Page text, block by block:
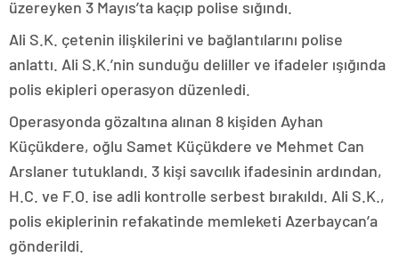
üzereyken 3 Mayıs’ta kaçıp polise sığındı.
Ali S.K. çetenin ilişkilerini ve bağlantılarını polise
anlattı. Ali S.K.’nin sunduğu deliller ve ifadeler ışığında
polis ekipleri operasyon düzenledi.
Operasyonda gözaltına alınan 8 kişiden Ayhan
Küçükdere, oğlu Samet Küçükdere ve Mehmet Can
Arslaner tutuklandı. 3 kişi savcılık ifadesinin ardından,
H.C. ve F.O. ise adli kontrolle serbest bırakıldı. Ali S.K.,
polis ekiplerinin refakatinde memleketi Azerbaycan’a
gönderildi.